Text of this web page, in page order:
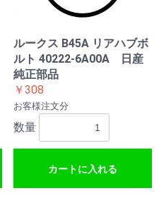
ルークス B45A リアハブボ
ルト 40222-6A00A 日産
純正部品
￥308
お客様注文分
数量
カートに入れる